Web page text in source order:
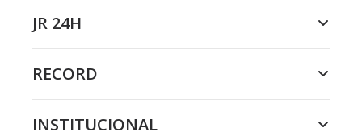
JR 24H
RECORD
INSTITUCIONAL